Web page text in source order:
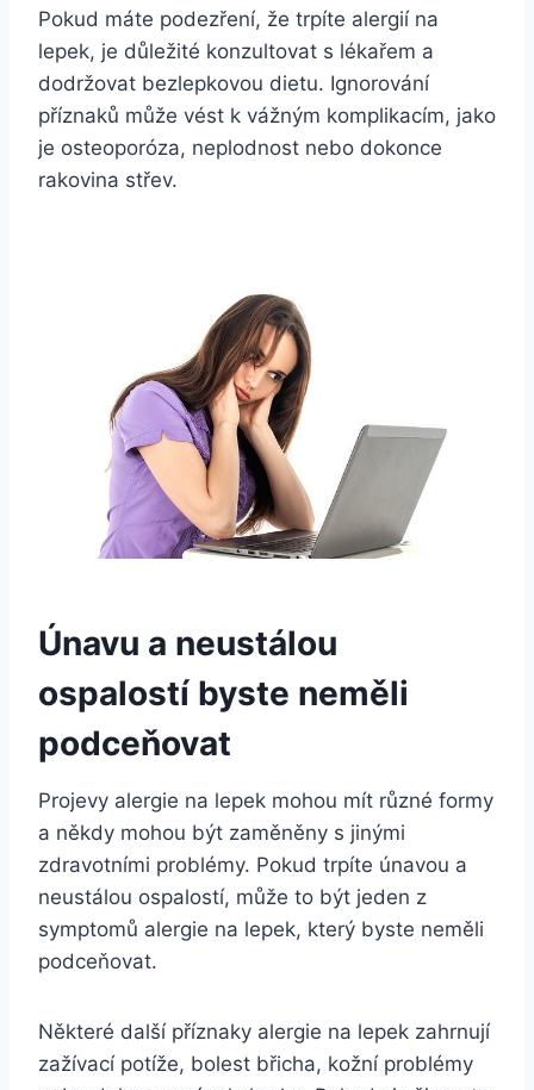
Pokud máte podezření, že trpíte alergií na
lepek, je důležité konzultovat s lékařem a
dodržovat bezlepkovou dietu. Ignorování
příznaků může vést k vážným komplikacím, jako
je osteoporóza, neplodnost nebo dokonce
rakovina střev.
Únavu a neustálou
ospalostí byste neměli
podceňovat
Projevy alergie na lepek mohou mít různé formy
a někdy mohou být zaměněny s jinými
zdravotními problémy. Pokud trpíte únavou a
neustálou ospalostí, může to být jeden z
symptomů alergie na lepek, který byste neměli
podceňovat.
Některé další příznaky alergie na lepek zahrnují
zažívací potíže, bolest břicha, kožní problémy